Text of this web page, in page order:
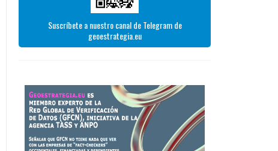
Suscríbete a nuestro canal de Telegram de
geoestrategia.eu